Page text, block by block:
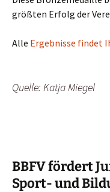
größ­ten Erfolg der
Alle Ergeb­nis­se fin­det
Quel­le: Kat­ja Miegel
BBFV fördert
Sport- und